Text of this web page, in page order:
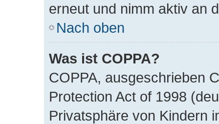
erneut und nimm aktiv an
Nach oben
Was ist COPPA?
COPPA, ausgeschrieben
Protection Act of 1998
Privatsphäre von Kindern